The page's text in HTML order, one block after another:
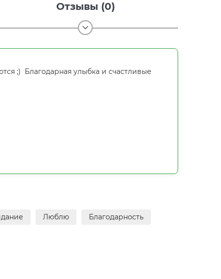
Отзывы (0)
;) Благодарная улыбка и счастливые
Люблю Благодарность